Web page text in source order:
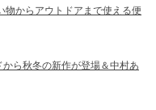
物からアウトドアまで使える便
ら秋冬の新作が登場＆中村あ